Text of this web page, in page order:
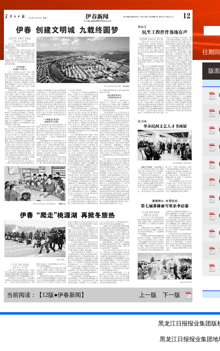
当前阅读：【12版●伊春新闻】 上一版 下一版
往期
版
黑龙江日报报业集团版
黑龙江日报报业集团